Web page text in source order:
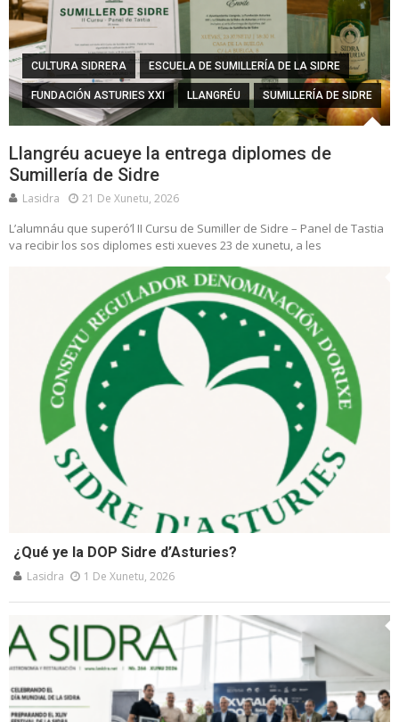
CULTURA SIDRERA ESCUELA DE SUMILLERÍA DE LA SIDRE
FUNDACIÓN ASTURIES XXI LLANGRÉU SUMILLERÍA DE SIDRE
Llangréu acueye la entrega diplomes de
Sumillería de Sidre
Lasidra 21 De Xunetu, 2026
L’alumnáu que superó’l II Cursu de Sumiller de Sidre – Panel de Tastia
va recibir los sos diplomes esti xueves 23 de xunetu, a les
¿Qué ye la DOP Sidre d’Asturies?
Lasidra 1 De Xunetu, 2026